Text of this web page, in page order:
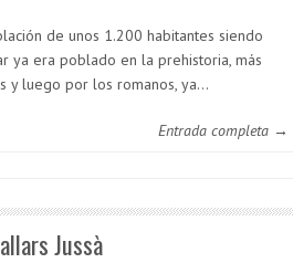
de unos 1.200 habitantes siendo
ya era poblado en la prehistoria, más
y luego por los romanos, ya…
Entrada completa →
Jussà